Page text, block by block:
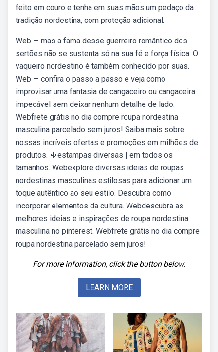
feito em couro e tenha em suas mãos um pedaço da
tradição nordestina, com proteção adicional.
Web — mas a fama desse guerreiro romântico dos
sertões não se sustenta só na sua fé e força física: O
vaqueiro nordestino é também conhecido por suas.
Web — confira o passo a passo e veja como
improvisar uma fantasia de cangaceiro ou cangaceira
impecável sem deixar nenhum detalhe de lado.
Webfrete grátis no dia compre roupa nordestina
masculina parcelado sem juros! Saiba mais sobre
nossas incríveis ofertas e promoções em milhões de
produtos. 🌵estampas diversas | em todos os
tamanhos. Webexplore diversas ideias de roupas
nordestinas masculinas estilosas para adicionar um
toque autêntico ao seu estilo. Descubra como
incorporar elementos da cultura. Webdescubra as
melhores ideias e inspirações de roupa nordestina
masculina no pinterest. Webfrete grátis no dia compre
roupa nordestina parcelado sem juros!
For more information, click the button below.
LEARN MORE